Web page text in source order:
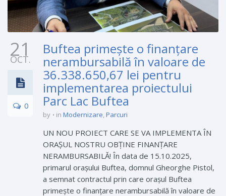
21
OCT.
0
Buftea primește o finanțare
nerambursabilă în valoare de
36.338.650,67 lei pentru
implementarea proiectului
Parc Lac Buftea
by in Modernizare,Parcuri
UN NOU PROIECT CARE SE VA IMPLEMENTA ÎN
ORAȘUL NOSTRU OBȚINE FINANȚARE
NERAMBURSABILĂ! În data de 15.10.2025,
primarul orașului Buftea, domnul Gheorghe Pistol,
a semnat contractul prin care orașul Buftea
primește o finanțare nerambursabilă în valoare de